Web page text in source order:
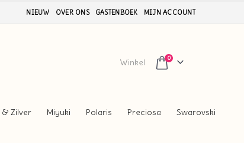
NIEUW OVER ONS GASTENBOEK MIJN ACCOUNT
Winkel 0
& Zilver Miyuki Polaris Preciosa Swarovski